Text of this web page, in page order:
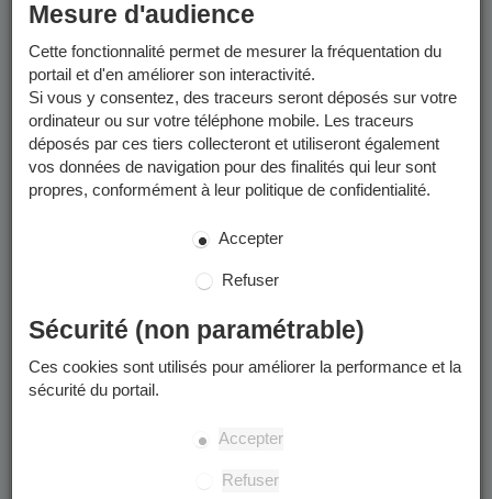
Mesure d'audience
Cette fonctionnalité permet de mesurer la fréquentation du
portail et d'en améliorer son interactivité.
Si vous y consentez, des traceurs seront déposés sur votre
ordinateur ou sur votre téléphone mobile. Les traceurs
déposés par ces tiers collecteront et utiliseront également
vos données de navigation pour des finalités qui leur sont
propres, conformément à leur politique de confidentialité.
Accepter
Refuser
Sécurité (non paramétrable)
Ces cookies sont utilisés pour améliorer la performance et la
sécurité du portail.
Accepter
Refuser